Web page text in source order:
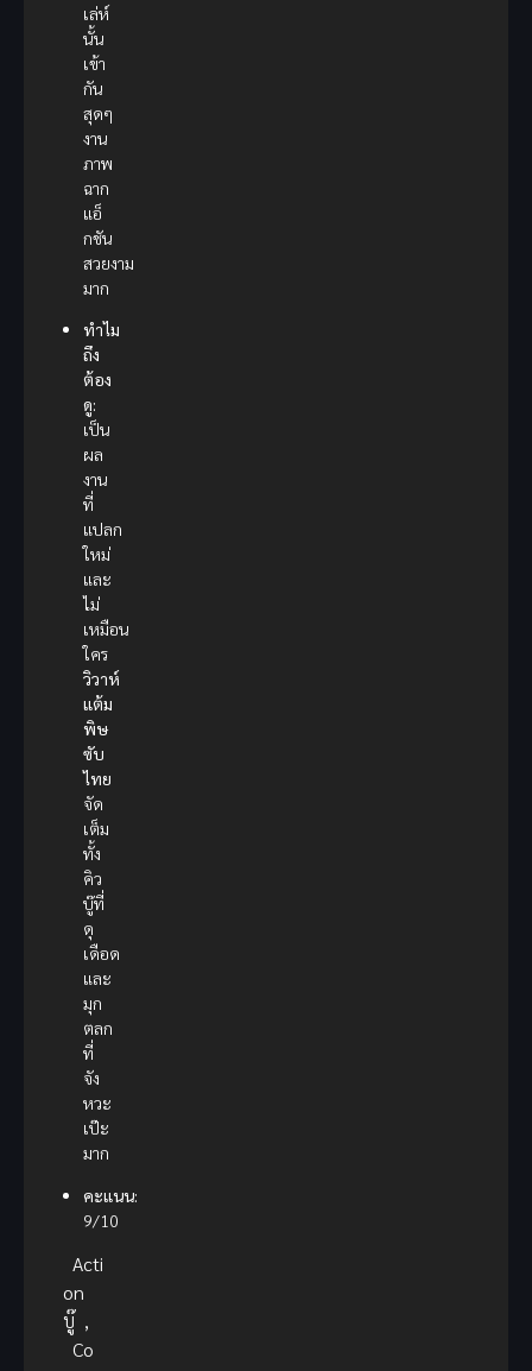
เล่ห์
นั้น
เข้า
กัน
สุดๆ
งาน
ภาพ
ฉาก
แอ็
กชัน
สวยงาม
มาก
ทำไม
ถึง
ต้อง
ดู:
เป็น
ผล
งาน
ที่
แปลก
ใหม่
และ
ไม่
เหมือน
ใคร
วิวาห์
แต้ม
พิษ
ซับ
ไทย
จัด
เต็ม
ทั้ง
คิว
บู๊ที่
ดุ
เดือด
และ
มุก
ตลก
ที่
จัง
หวะ
เป๊ะ
มาก
คะแนน:
9/10
Acti
on
บู๊ ,
Co